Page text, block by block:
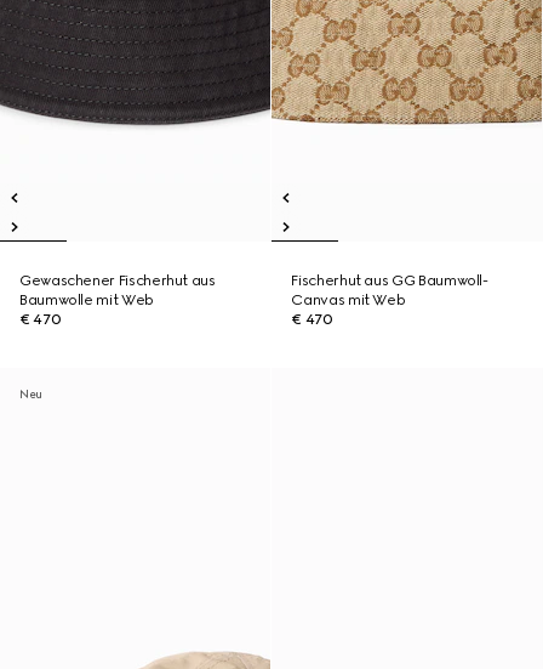
Gewaschener Fischerhut aus
Baumwolle mit Web
€ 470
Fischerhut aus GG Baumwoll-
Canvas mit Web
€ 470
Neu